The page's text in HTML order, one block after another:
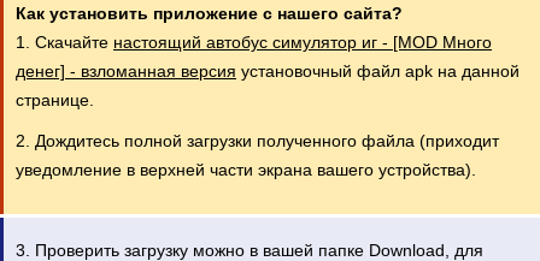
Как установить приложение с нашего сайта?
1. Скачайте настоящий автобус симулятор иг - [MOD Много
денег] - взломанная версия установочный файл apk на данной
странице.
2. Дождитесь полной загрузки полученного файла (приходит
уведомление в верхней части экрана вашего устройства).
3. Проверить загрузку можно в вашей папке Download, для